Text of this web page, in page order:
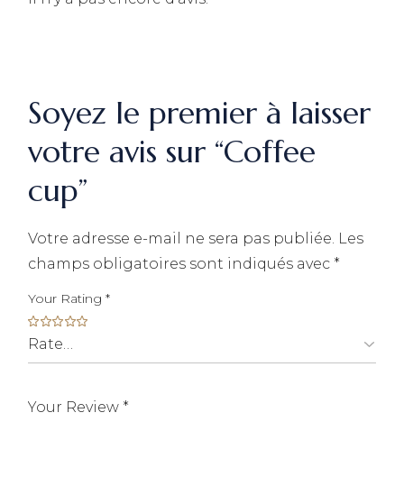
Soyez le premier à laisser
votre avis sur “Coffee
cup”
Votre adresse e-mail ne sera pas publiée. Les
champs obligatoires sont indiqués avec *
Your Rating*